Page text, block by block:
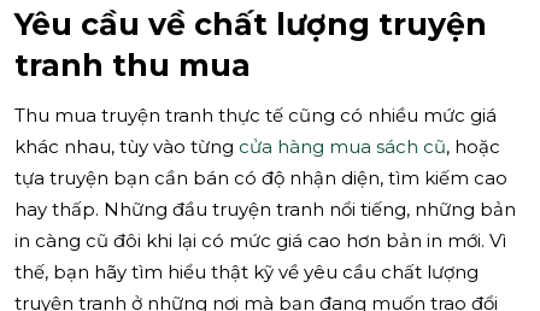
Yêu cầu về chất lượng truyện
tranh thu mua
Thu mua truyện tranh thực tế cũng có nhiều mức giá
khác nhau, tùy vào từng cửa hàng mua sách cũ, hoặc
tựa truyện bạn cần bán có độ nhận diện, tìm kiếm cao
hay thấp. Những đầu truyện tranh nổi tiếng, những bản
in càng cũ đôi khi lại có mức giá cao hơn bản in mới. Vì
thế, bạn hãy tìm hiểu thật kỹ về yêu cầu chất lượng
truyện tranh ở những nơi mà bạn đang muốn trao đổi